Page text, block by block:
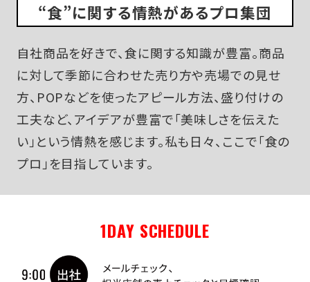
“食”に関する情熱があるプロ集団
自社商品を好きで、食に関する知識が豊富。商品
に対して季節に合わせた売り方や売場での見せ
方、POPなどを使ったアピール方法、盛り付けの
工夫など、アイデアが豊富で「美味しさを伝えた
い」という情熱を感じます。私も日々、ここで「食の
プロ」を目指しています。
1DAY SCHEDULE